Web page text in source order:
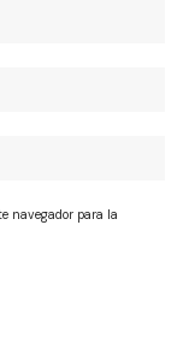
navegador para la